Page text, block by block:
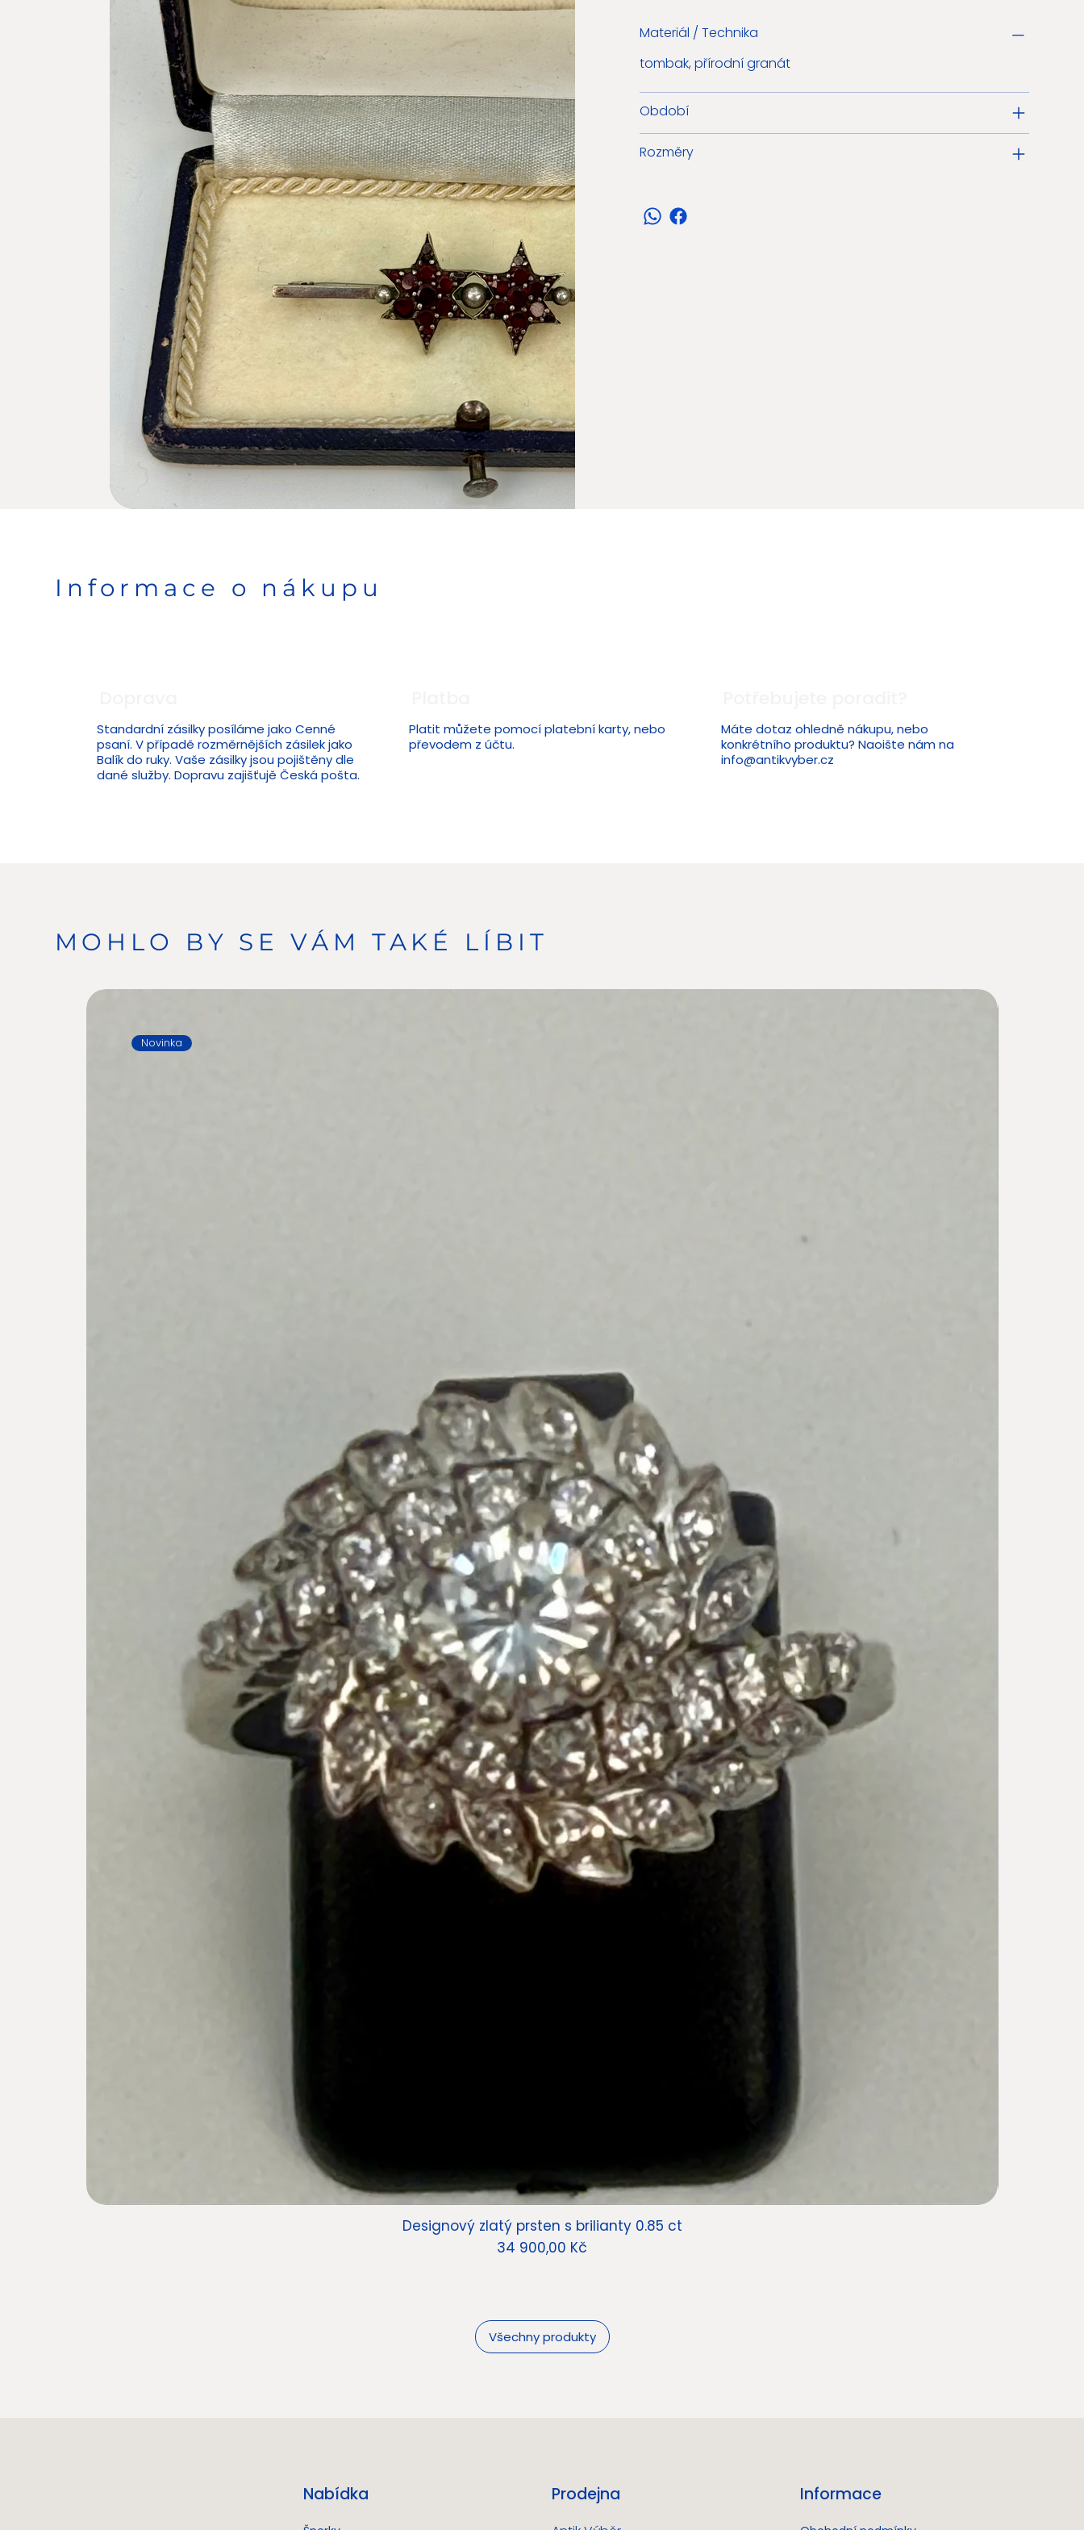
Materiál / Technika
tombak, přírodní granát
Období
Rozměry
Informace o nákupu
Standardní zásilky posíláme jako Cenné
psaní. V případě rozměrnějších zásilek jako
Balík do ruky. Vaše zásilky jsou pojištěny dle
dané služby. Dopravu zajišťujě Česká pošta.
Platit můžete pomocí platební karty, nebo
převodem z účtu.
Máte dotaz ohledně nákupu, nebo
konkrétního produktu? Naoište nám na
info@antikvyber.cz
Všechny produkty
Novinka
Designový zlatý prsten s brilianty 0.85 ct
Cena
34 900,00 Kč
MOHLO BY SE VÁM TAKÉ LÍBIT
Nabídka Prodejna Informace